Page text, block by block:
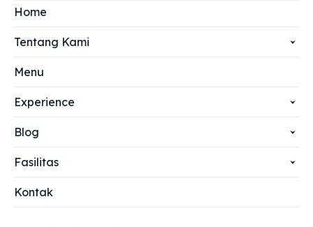
Home
Tentang Kami
Menu
Experience
Blog
Fasilitas
Kontak